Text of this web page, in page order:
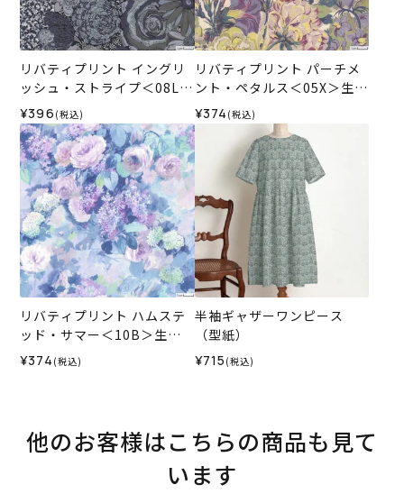
リバティプリント イングリ
ッシュ・ストライプ＜08L＞
生地 （ホビーラホビーレオ
リジナル）2026SS
¥396 (税込)
リバティプリント パーチメ
ント・ペタルス＜05X＞生地
（ホビーラホビーレオリジ
ナル）2026AW
¥374 (税込)
リバティプリント ハムステ
ッド・サマー＜10B＞生地
（ホビーラホビーレオリジ
ナル）2026SS
¥374 (税込)
半袖ギャザーワンピース
（型紙）
¥715 (税込)
他のお客様はこちらの商品も見て
います